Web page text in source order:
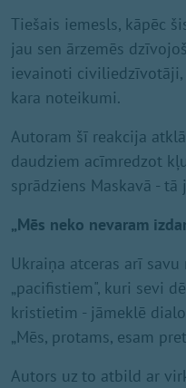
Tiešais iemesls, kāpēc
jau sen ārzemēs
ievainoti civiliedzīvotāji,
kara noteikumi.
Autoram šī reakcija
daudziem acīmredzot
sprādziens Maskavā -
„Mēs neko nevaram
Ukraiņa atceras arī
„pacifistiem", kuri sevi
kristietim - jāmeklē
„Mēs, protams, esam
Autors uz to atbild ar